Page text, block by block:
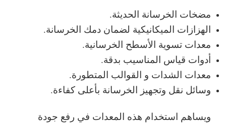
مضخات الخرسانة الحديثة.
الهزازات الميكانيكية لضمان دمك الخرسانة.
معدات تسوية الأسطح الخرسانية.
أدوات قياس المناسيب بدقة.
معدات الشدات و القوالب المتطورة.
وسائل نقل وتجهيز الخرسانة بأعلى كفاءة.
ويساهم استخدام هذه المعدات في رفع جودة